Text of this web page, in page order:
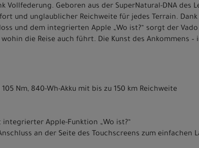
Geboren aus der SuperNatural-DNA des
und unglaublicher Reichweite für jedes Terrain.
und dem integrierten Apple „Wo ist?“ sorgt der
die Reise auch führt. Die Kunst des Ankommens –
Nm, 840-Wh-Akku mit bis zu 150 km Reichweite
Apple-Funktion „Wo ist?“
an der Seite des Touchscreens zum einfachen